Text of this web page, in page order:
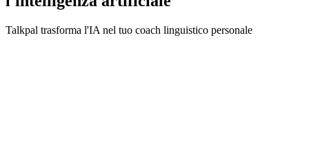
Talkpal trasforma l'IA nel tuo coach linguistico personale